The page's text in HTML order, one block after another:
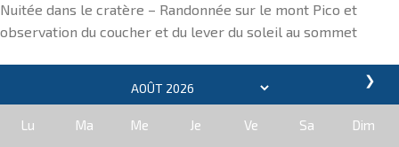
Nuitée dans le cratère – Randonnée sur le mont Pico et
observation du coucher et du lever du soleil au sommet
❯
Lu Ma Me Je Ve Sa Dim